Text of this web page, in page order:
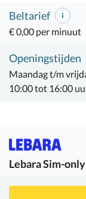
Beltarief
€ 0,00 per minuut
Openingstijden
Maandag t/m
10:00 tot 16:00
LebaraSim-